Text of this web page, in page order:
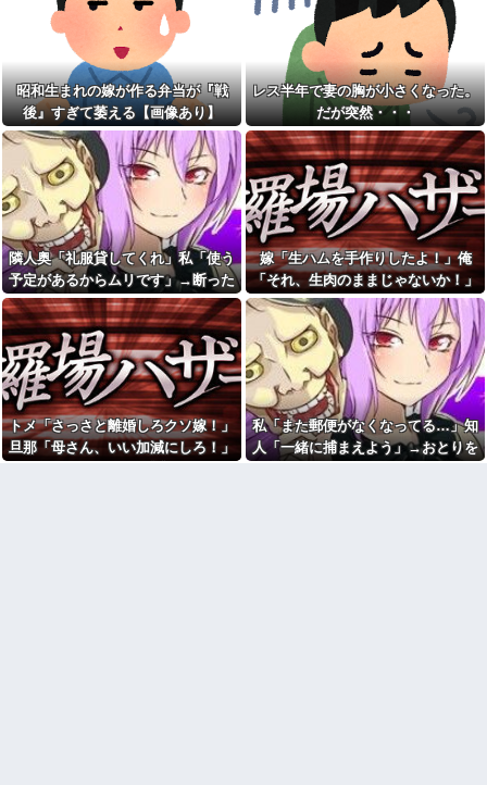
従姉妹は『デキ婚＝貧乏底辺』
と認識があるみたいで、私を馬
鹿にしてきて…
セミがうるさすぎる。明るく
なったら即座に爆音で鳴き出し
て毎日朝4時に叩き起こしにくる
せいで寝不足だよ
友人から電話があり「最近ブ
ログにコメントくれないね」と
言われた
夫に「自炊を覚えて！一緒に
料理しよう」と言ったら、レス
トランの予約をされた。自炊計
画は完全に狂って…
【後編】結婚直後に祖父が亡
くなり落ち込んでたら嫁に「い
つまでくよくよしてるの？」と
言われた。お義父さんやお義母
さんの負担もなくなったし良か
ったと...
【画像】居酒屋さん、6人で長
居して会計4939円しか使わない
客にお気持ち表明してしまう←
コレどっちが悪いん
や？？？？？？
【動画】戦犯はどっち？ｗｗ
ｗｗｗｗｗｗｗｗｗｗｗｗｗｗ
【画像あり】NHKさん、貧乳
を煽るwｗｗｗｗｗｗｗｗｗｗｗ
ｗｗｗｗ
【画像あり】NHKさん、貧乳
を煽るwｗｗｗｗｗｗｗｗｗｗｗ
ｗｗｗｗ
【気分悪ぃ】彼氏がトンカツ
食べたくない理由がクズすぎて...
ｗｗｗｗ
我が家は長毛種3匹がいるのだ
が、 どうやらぬこぬこネットワ
ークで聞きつけたらしく・・・
【再】
【悲報】女さん、歩行者を轢
いた挙句、道路に倒れてどえら
いことになってしまうw w w w
w w w他
【モヤモヤ】A君＆Bちゃんカ
ップルとダブルデートした時にB
ちゃんが不運続きで凹んでた。
私とA君は宥めてたんだけど、彼
氏は黙々とご飯食べてた→しか
し、10分後(;´･ω･)ｳｰﾝ
西日本に住んでる皆さん暑さ
どうですか？
【腹筋崩壊】見た瞬間吹いた
画像を貼っていくスレｗｗｗｗ
昭和生まれの嫁が作る弁当が『戦
後』すぎて萎える【画像あり】
レス半年で妻の胸が小さくなった。
だが突然・・・
隣人奥「礼服貸してくれ」私「使う
予定があるからムリです」→断った
途端、とんでもない暴言を吐かれ
て…
嫁「生ハムを手作りしたよ！」俺
「それ、生肉のままじゃないか！」
→食べてしまった翌日にまさかの事
態が…
トメ「さっさと離婚しろクソ嫁！」
旦那「母さん、いい加減にしろ！」
私「また郵便がなくなってる…」知
人「一緒に捕まえよう」→おとりを